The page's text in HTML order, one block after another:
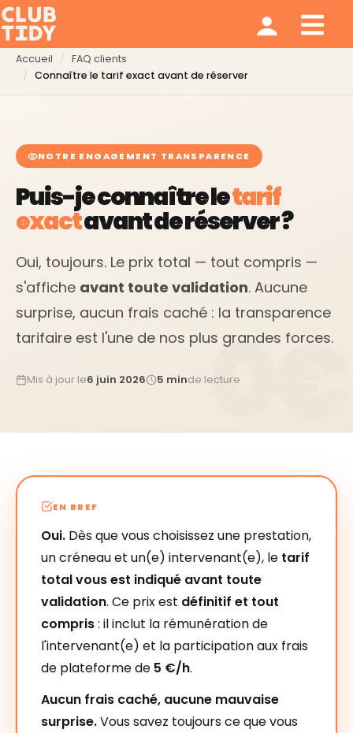
Accueil
FAQ clients
Connaître le tarif exact avant de réserver
NOTRE ENGAGEMENT TRANSPARENCE
Puis-je connaître letarif
exactavant de réserver ?
Oui, toujours. Le prix total — tout compris —
s'affiche avant toute validation. Aucune
surprise, aucun frais caché : la transparence
tarifaire est l'une de nos plus grandes forces.
Mis à jour le6 juin 2026 5 minde lecture
EN BREF
Oui. Dès que vous choisissez une prestation,
un créneau et un(e) intervenant(e), le tarif
total vous est indiqué avant toute
validation. Ce prix est définitif et tout
compris: il inclut la rémunération de
l'intervenant(e) et la participation aux frais
de plateforme de 5 €/h.
Aucun frais caché, aucune mauvaise
surprise.Vous savez toujours ce que vous